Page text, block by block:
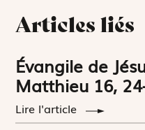
Articles liés
Évangile de
Matthieu 16,
Lire l'article